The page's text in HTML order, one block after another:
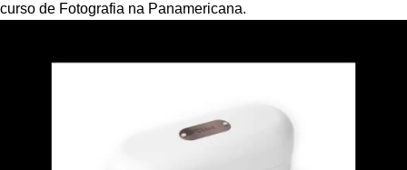
curso de Fotografia na Panamericana.